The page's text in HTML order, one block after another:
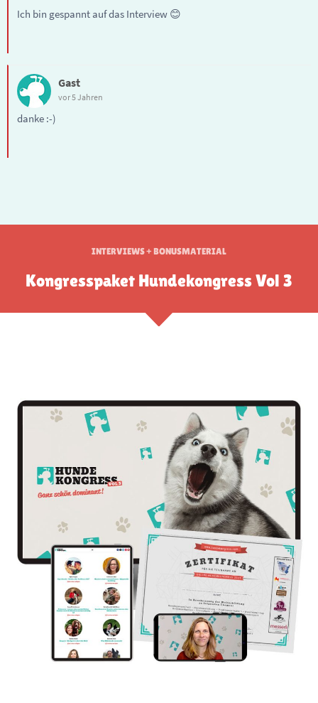
Ich bin gespannt auf das Interview 😊
Gast
vor 5 Jahren
danke :-)
INTERVIEWS + BONUSMATERIAL
Kongresspaket Hundekongress Vol 3